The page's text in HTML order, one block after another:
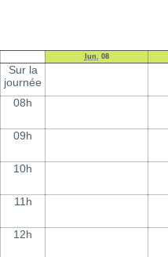
lun. 08
Sur la
journée
08h
09h
10h
11h
12h